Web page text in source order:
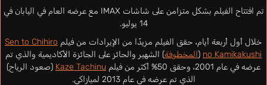
تم افتتاح الفيلم بشكل متزامن على شاشات IMAX مع عرضه العام في اليابان في
14 يوليو.
خلال أول أربعة أيام، حقق الفيلم مزيدًا من الإيرادات من فيلم Sen to Chihiro
no Kamikakushi
(المخطوفة) الشهير والحائز على الجائزة الأكاديمية والذي تم
عرضه في عام 2001، وحقق 50% أكثر من فيلم
Kaze Tachinu (صعود الرياح)
الذي تم عرضه في عام 2013 لميازاكي.